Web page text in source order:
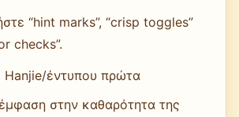
“hint marks”, “crisp toggles”
checks”.
Hanjie/έντυπου πρώτα
στην καθαρότητα της